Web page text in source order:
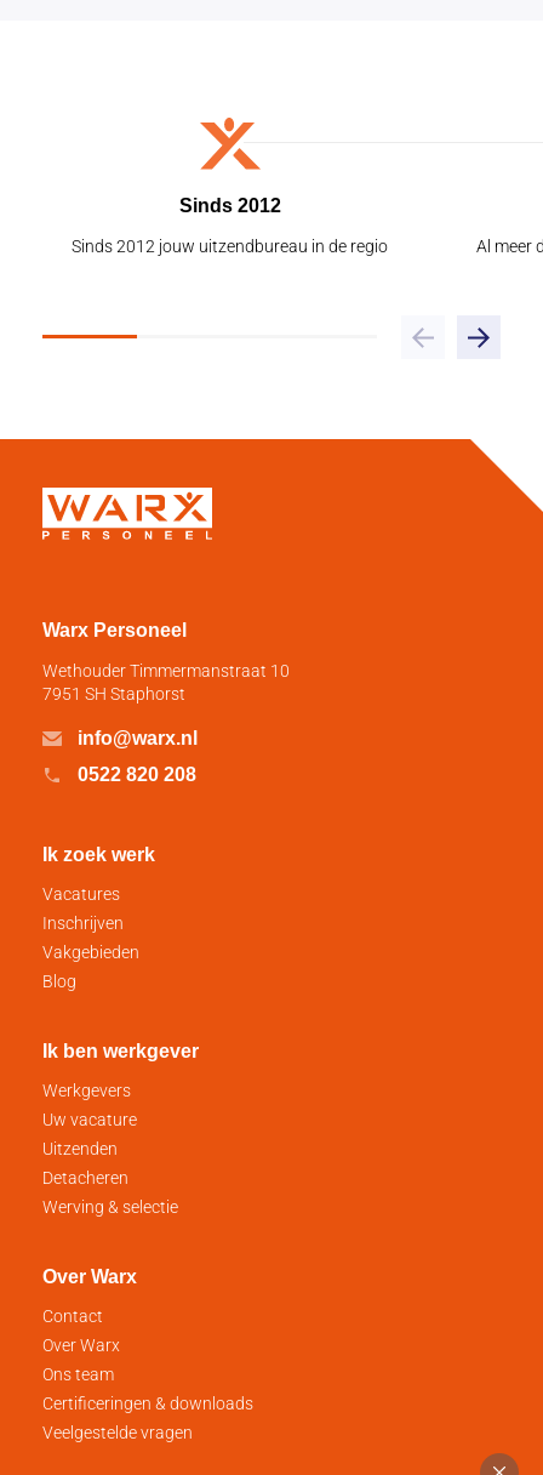
Sinds 2012
Sinds 2012 jouw uitzendbureau in de regio Al meer
Warx Personeel
Wethouder Timmermanstraat 10
7951 SH Staphorst
info@warx.nl
0522 820 208
Ik zoek werk
Vacatures
Inschrijven
Vakgebieden
Blog
Ik ben werkgever
Werkgevers
Uw vacature
Uitzenden
Detacheren
Werving & selectie
Over Warx
Contact
Over Warx
Ons team
Certificeringen & downloads
Veelgestelde vragen